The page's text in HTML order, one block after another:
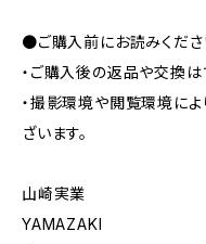
●ご購入前にお読みくださ
・ご購入後の返品や交換は
・撮影環境や閲覧環境に
ざいます。
山崎実業
YAMAZAKI